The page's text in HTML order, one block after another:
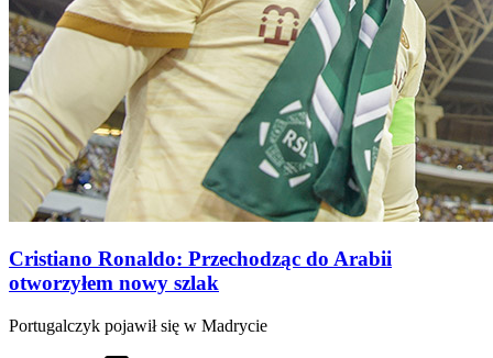
Cristiano Ronaldo: Przechodząc do Arabii
otworzyłem nowy szlak
Portugalczyk pojawił się w Madrycie